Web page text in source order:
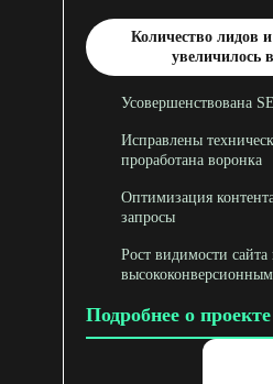
Количество лидов
увеличилось
Усовершенствована
Исправлены
проработана воронка
Оптимизация
запросы
Рост видимости сайта
Подробнее о проекте